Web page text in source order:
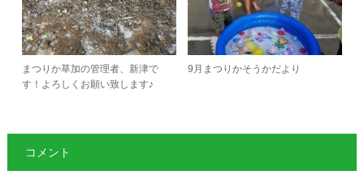
まつりか草加の管理者、新津で
す！よろしくお願い致します♪
9月まつりかそうかだより
コメント